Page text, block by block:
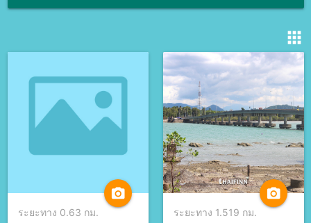
apps
camera_alt
ระยะทาง 0.63 กม.
camera_alt
ระยะทาง 1.519 กม.